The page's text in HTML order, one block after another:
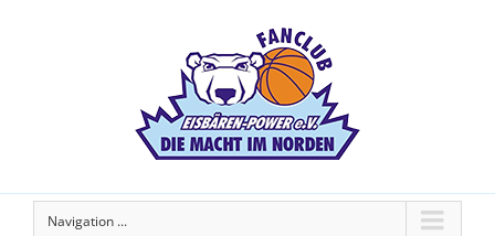
Navigation ...